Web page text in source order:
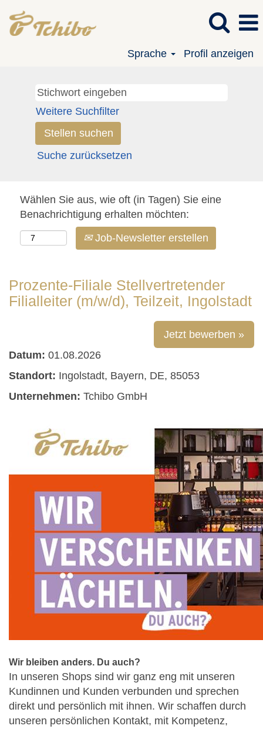
Sprache Profil anzeigen
Weitere Suchfilter
Suche zurücksetzen
Wählen Sie aus, wie oft (in Tagen) Sie eine
Benachrichtigung erhalten möchten:
Job-Newsletter erstellen
Prozente-Filiale Stellvertretender
Filialleiter (m/w/d), Teilzeit, Ingolstadt
Jetzt bewerben »
Datum: 01.08.2026
Standort: Ingolstadt, Bayern, DE, 85053
Unternehmen: Tchibo GmbH
Wir bleiben anders. Du auch?
In unseren Shops sind wir ganz eng mit unseren
Kundinnen und Kunden verbunden und sprechen
direkt und persönlich mit ihnen. Wir schaffen durch
unseren persönlichen Kontakt, mit Kompetenz,